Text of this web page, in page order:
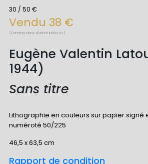
30 / 50 €
Vendu 38 €
(Commissions d'achat incluses)
Eugène Valentin
1944)
Sans titre
Lithographie en couleurs sur papier signé
numéroté 50/225
46,5 x 63,5 cm
Rapport de condition